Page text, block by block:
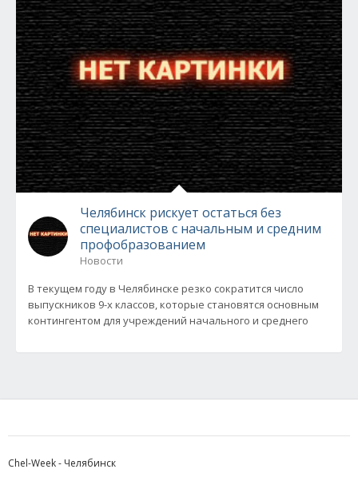
Челябинск рискует остаться без
специалистов с начальным и средним
профобразованием
Новости
В текущем году в Челябинске резко сократится число
выпускников 9-х классов, которые становятся основным
контингентом для учреждений начального и среднего
Chel-Week - Челябинск